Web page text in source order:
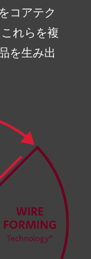
コアテク
れらを複
を生み出